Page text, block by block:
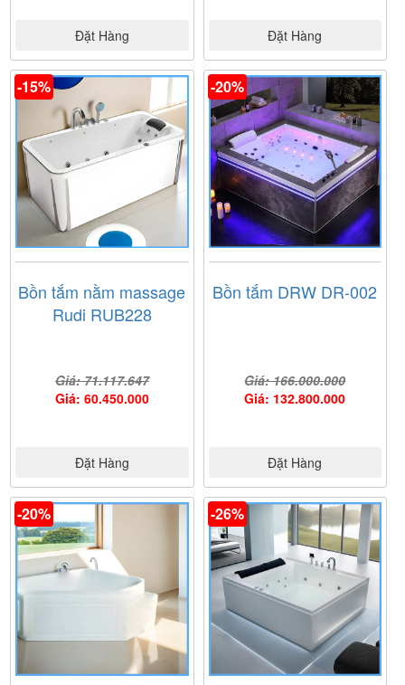
Đặt Hàng Đặt Hàng
-15%
Bồn tắm nằm massage
Rudi RUB228
Giá: 71.117.647
Giá: 60.450.000
Đặt Hàng
-20%
Bồn tắm DRW DR-002
Giá: 166.000.000
Giá: 132.800.000
Đặt Hàng
-20% -26%